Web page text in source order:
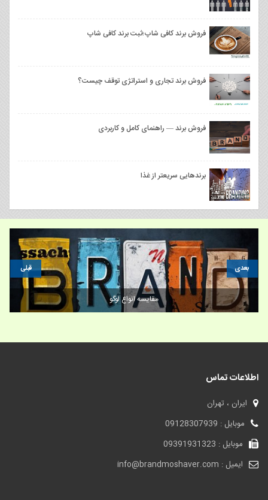
فروش برند کافی شاپ؛ثبت برند کافی شاپ
فروش برند تجاری و استراتژی توقف چیست؟
فروش برند — راهنمای کامل و کاربردی
برندهایی سریعتر از غذا
مقایسه انواع لوگو
قبلی بعدی
اطلاعات تماس
ایران ، تهران
موبایل : 09128307939
موبایل : 09391931323
ایمیل : info@brandmoshaver.com